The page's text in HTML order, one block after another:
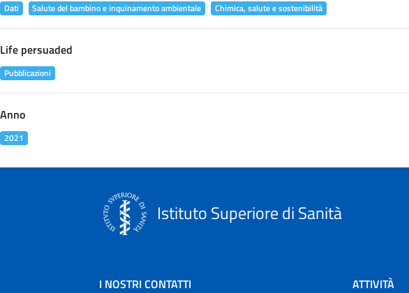
Dati Salute del bambino e inquinamento ambientale Chimica, salute e sostenibilità
Life persuaded
Pubblicazioni
Anno
2021
Istituto Superiore di Sanità
I NOSTRI CONTATTI ATTIVITÀ